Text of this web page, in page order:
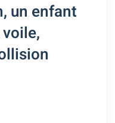
un enfant